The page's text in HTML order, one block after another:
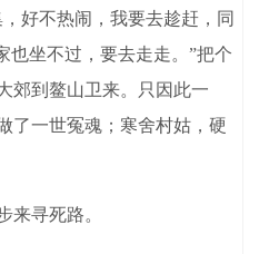
好不热闹，我要去趁赶，同
也坐不过，要去走走。”把个
郊到鳌山卫来。只因此一
了一世冤魂；寒舍村姑，硬
寻死路。